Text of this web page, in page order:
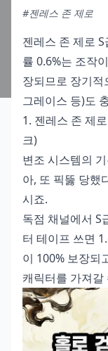
#젠레스 존 제로
젠레스 존 제로
률 0.6%는 조작
장되므로 장기
그레이스 등)도
1. 젠레스 존 제
크)
변조 시스템의
아, 또 픽뚫 당했
시죠.
독점 채널에서 S
터 테이프 쓰면
이 100% 보장되
캐릭터를 가져갈